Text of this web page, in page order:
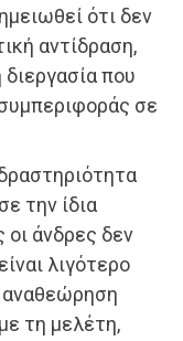
ότι δεν
αντίδραση,
που
σε
την ίδια
οι άνδρες δεν
λιγότερο
αναθεώρηση
τη μελέτη,